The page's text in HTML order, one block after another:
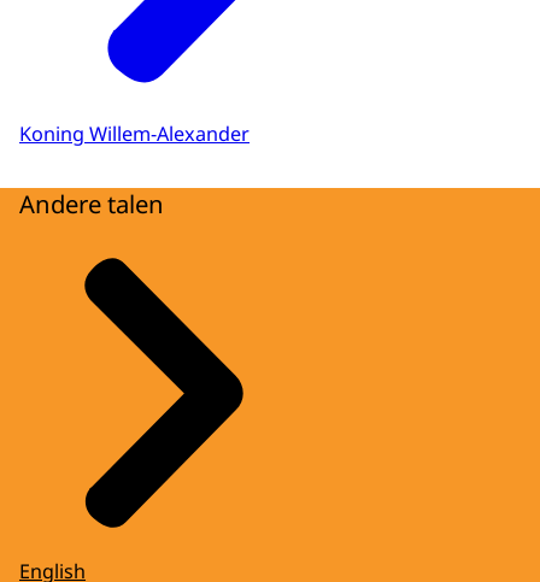
Koning Willem-Alexander
Andere talen
English